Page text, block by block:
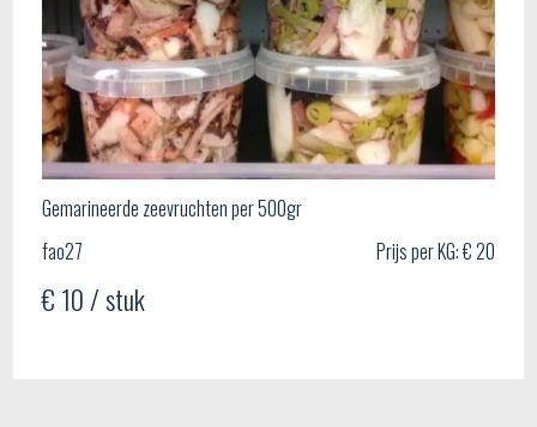
Gemarineerde zeevruchten per 500gr
fao27
Prijs per KG: € 20
€ 10 / stuk